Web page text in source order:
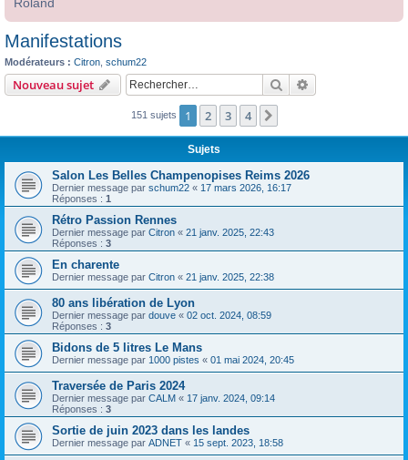
Roland
Manifestations
Modérateurs : Citron schum22
Nouveau sujet Rechercher
151 sujets 1 2 3 4
Sujets
Salon Les Belles Champenopises Reims 2026
Dernier message par schum22 « 17 mars 2026, 16:17
Réponses : 1
Rétro Passion Rennes
Dernier message par Citron « 21 janv. 2025, 22:43
Réponses : 3
En charente
Dernier message par Citron « 21 janv. 2025, 22:38
80 ans libération de Lyon
Dernier message par douve « 02 oct. 2024, 08:59
Réponses : 3
Bidons de 5 litres Le Mans
Dernier message par 1000 pistes « 01 mai 2024, 20:45
Traversée de Paris 2024
Dernier message par CALM « 17 janv. 2024, 09:14
Réponses : 3
Sortie de juin 2023 dans les landes
Dernier message par ADNET « 15 sept. 2023, 18:58